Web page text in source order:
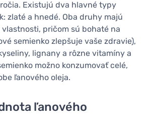
Existujú dva hlavné typy
zlaté a hnedé. Oba druhy majú
pričom sú bohaté na
semienko zlepšuje vaše zdravie),
lignany a rôzne vitamíny a
možno konzumovať celé,
ľanového oleja.
ľanového